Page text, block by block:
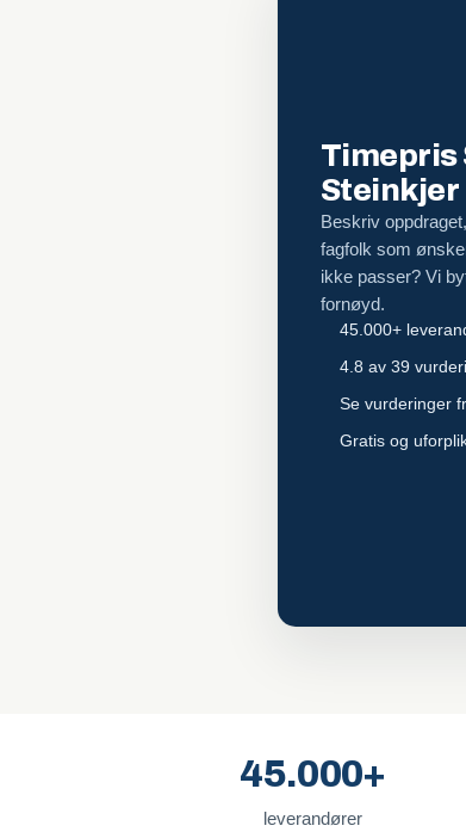
Timepris
Steinkjer
Beskriv
fagfolk som
ikke passer? Vi
fornøyd.
45.000+
4.8 av 39
Se vurderinger
Gratis og
45.000+
leverandører